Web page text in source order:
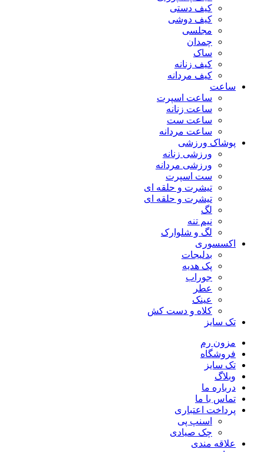
کیف دستی
کیف دوشی
مجلسی
چمدان
ساک
کیف زنانه
کیف مردانه
ساعت
ساعت اسپرت
ساعت زنانه
ساعت ست
ساعت مردانه
پوشاک ورزشی
ورزشی زنانه
ورزشی مردانه
ست اسپرت
تیشرت و حلقه ای
تیشرت و حلقه ای
لگ
نیم تنه
لگ و شلوارک
اکسسوری
بدلیجات
پک هدیه
جوراب
عطر
عینک
کلاه و دست کش
تک سایز
مزون رم
فروشگاه
تک سایز
وبلاگ
درباره ما
تماس با ما
پرداخت اعتباری
اسنپ پی
چک صیادی
علاقه مندی